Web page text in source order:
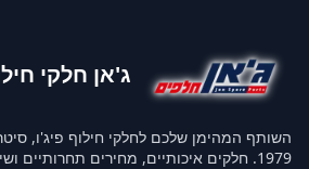
ג'אן חלקי
1979. חלקים איכותיים, מחירים תחרותיים ושירות יוצא דופן.